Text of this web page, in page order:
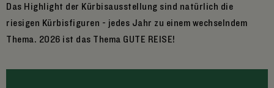
Das Highlight der Kürbisausstellung sind natürlich die
riesigen Kürbisfiguren - jedes Jahr zu einem wechselndem
Thema. 2026 ist das Thema GUTE REISE!